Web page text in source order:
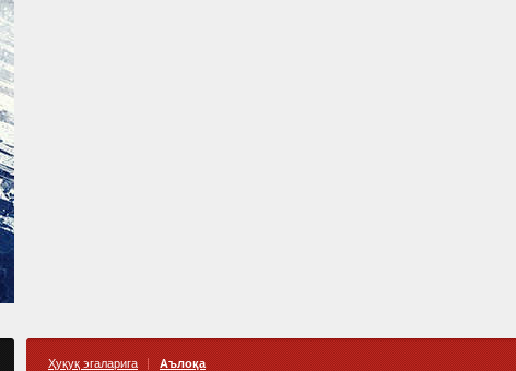
Ҳуқуқ эгаларига Аълоқа